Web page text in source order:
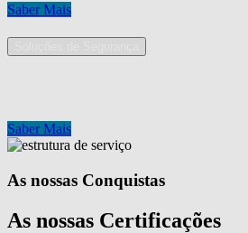
Saber Mais
Saber Mais
As nossas Conquistas
As nossas Certificações